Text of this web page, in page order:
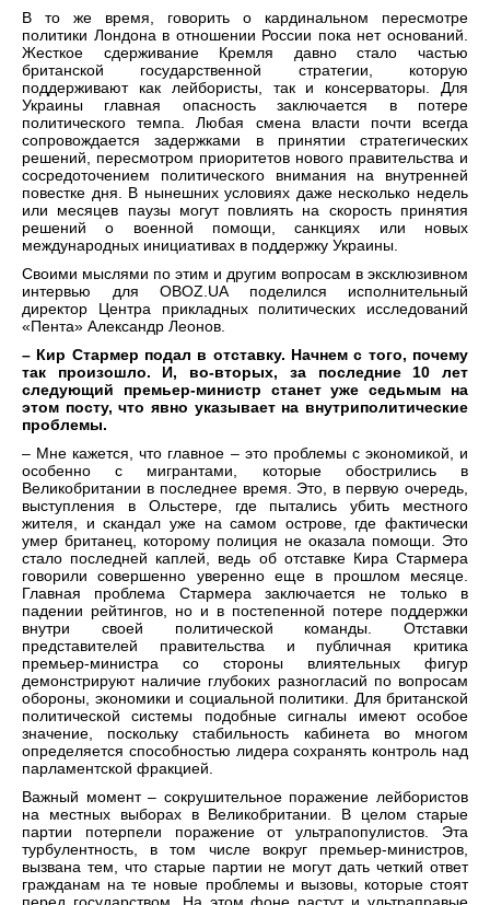
В то же время, говорить о кардинальном пересмотре
политики Лондона в отношении России пока нет оснований.
Жесткое сдерживание Кремля давно стало частью
британской государственной стратегии, которую
поддерживают как лейбористы, так и консерваторы. Для
Украины главная опасность заключается в потере
политического темпа. Любая смена власти почти всегда
сопровождается задержками в принятии стратегических
решений, пересмотром приоритетов нового правительства и
сосредоточением политического внимания на внутренней
повестке дня. В нынешних условиях даже несколько недель
или месяцев паузы могут повлиять на скорость принятия
решений о военной помощи, санкциях или новых
международных инициативах в поддержку Украины.
Своими мыслями по этим и другим вопросам в эксклюзивном
интервью для OBOZ.UA поделился исполнительный
директор Центра прикладных политических исследований
«Пента» Александр Леонов.
– Кир Стармер подал в отставку. Начнем с того, почему
так произошло. И, во-вторых, за последние 10 лет
следующий премьер-министр станет уже седьмым на
этом посту, что явно указывает на внутриполитические
проблемы.
– Мне кажется, что главное – это проблемы с экономикой, и
особенно с мигрантами, которые обострились в
Великобритании в последнее время. Это, в первую очередь,
выступления в Ольстере, где пытались убить местного
жителя, и скандал уже на самом острове, где фактически
умер британец, которому полиция не оказала помощи. Это
стало последней каплей, ведь об отставке Кира Стармера
говорили совершенно уверенно еще в прошлом месяце.
Главная проблема Стармера заключается не только в
падении рейтингов, но и в постепенной потере поддержки
внутри своей политической команды. Отставки
представителей правительства и публичная критика
премьер-министра со стороны влиятельных фигур
демонстрируют наличие глубоких разногласий по вопросам
обороны, экономики и социальной политики. Для британской
политической системы подобные сигналы имеют особое
значение, поскольку стабильность кабинета во многом
определяется способностью лидера сохранять контроль над
парламентской фракцией.
Важный момент – сокрушительное поражение лейбористов
на местных выборах в Великобритании. В целом старые
партии потерпели поражение от ультрапопулистов. Эта
турбулентность, в том числе вокруг премьер-министров,
вызвана тем, что старые партии не могут дать четкий ответ
гражданам на те новые проблемы и вызовы, которые стоят